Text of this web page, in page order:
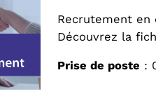
Recrutement en
Découvrez la
Prise de poste :